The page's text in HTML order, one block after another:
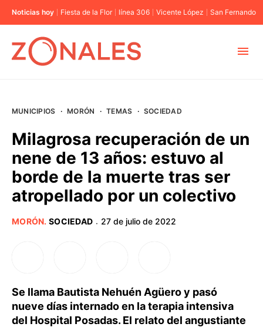
Noticias hoy Fiesta de la Flor línea 306 Vicente López San Fernando
BUENOS AIRES
PROVINCIAS
MUNICIPIOS · MORÓN · TEMAS · SOCIEDAD
Milagrosa recuperación de un
nene de 13 años: estuvo al
borde de la muerte tras ser
atropellado por un colectivo
MORÓN. SOCIEDAD · 27 de julio de 2022
Se llama Bautista Nehuén Agüero y pasó
nueve días internado en la terapia intensiva
del Hospital Posadas. El relato del angustiante